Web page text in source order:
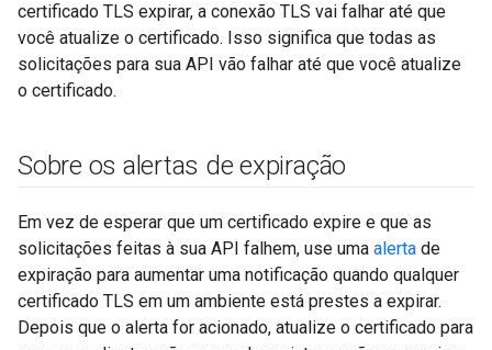
certificado TLS expirar, a conexão TLS vai falhar até que
você atualize o certificado. Isso significa que todas as
solicitações para sua API vão falhar até que você atualize
o certificado.
Sobre os alertas de expiração
Em vez de esperar que um certificado expire e que as
solicitações feitas à sua API falhem, use uma alerta de
expiração para aumentar uma notificação quando qualquer
certificado TLS em um ambiente está prestes a expirar.
Depois que o alerta for acionado, atualize o certificado para